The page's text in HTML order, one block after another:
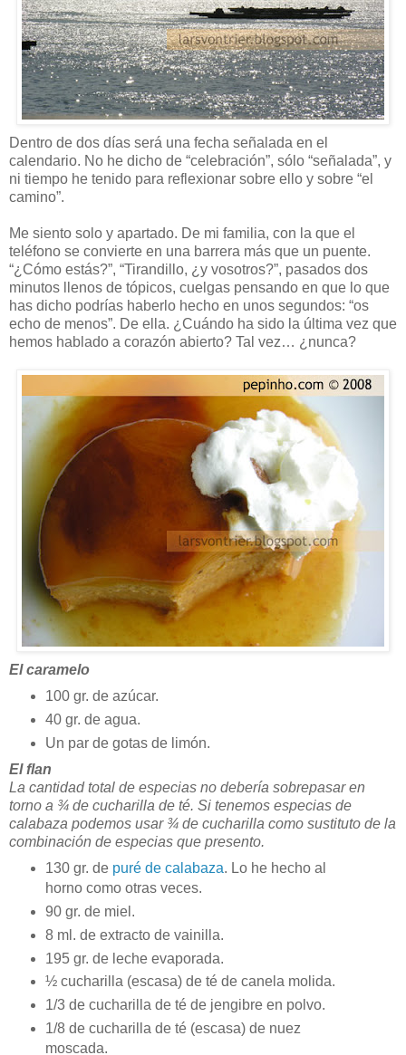
Dentro de dos días será una fecha señalada en el
calendario. No he dicho de “celebración”, sólo “señalada”, y
ni tiempo he tenido para reflexionar sobre ello y sobre “el
camino”.
Me siento solo y apartado. De mi familia, con la que el
teléfono se convierte en una barrera más que un puente.
“¿Cómo estás?”, “Tirandillo, ¿y vosotros?”, pasados dos
minutos llenos de tópicos, cuelgas pensando en que lo que
has dicho podrías haberlo hecho en unos segundos: “os
echo de menos”. De ella. ¿Cuándo ha sido la última vez que
hemos hablado a corazón abierto? Tal vez… ¿nunca?
El caramelo
100 gr. de azúcar.
40 gr. de agua.
Un par de gotas de limón.
El flan
La cantidad total de especias no debería sobrepasar en
torno a ¾ de cucharilla de té. Si tenemos especias de
calabaza podemos usar ¾ de cucharilla como sustituto de la
combinación de especias que presento.
130 gr. de puré de calabaza. Lo he hecho al
horno como otras veces.
90 gr. de miel.
8 ml. de extracto de vainilla.
195 gr. de leche evaporada.
½ cucharilla (escasa) de té de canela molida.
1/3 de cucharilla de té de jengibre en polvo.
1/8 de cucharilla de té (escasa) de nuez
moscada.